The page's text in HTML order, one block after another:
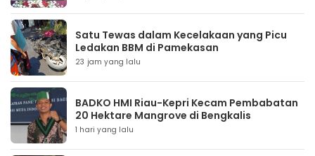
Satu Tewas dalam Kecelakaan yang Picu
Ledakan BBM di Pamekasan
23 jam yang lalu
BADKO HMI Riau-Kepri Kecam Pembabatan
20 Hektare Mangrove di Bengkalis
1 hari yang lalu